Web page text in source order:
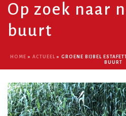
Op zoek naar
buurt
HOME » ACTUEEL» GROENE BIJBEL
BUURT